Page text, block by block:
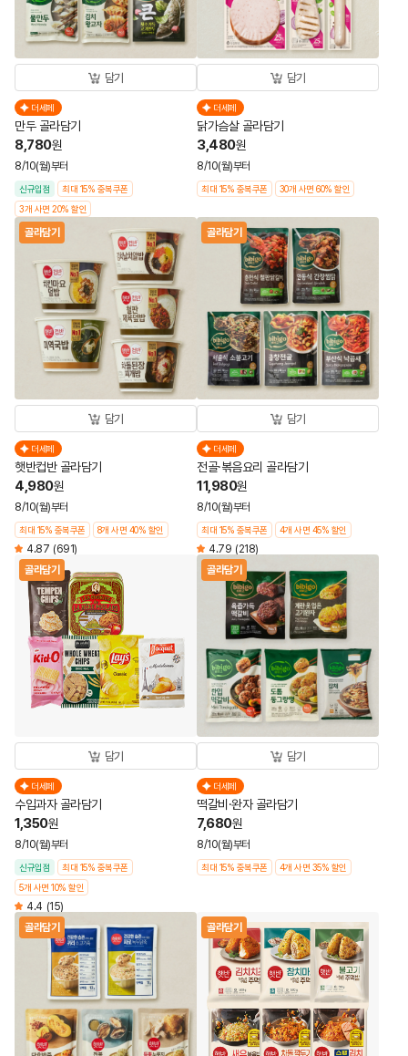
담기
더세페
만두 골라담기
8,780원
8/10(월)부터
신규입점
최대 15% 중복쿠폰
3개 사면 20% 할인
담기
더세페
닭가슴살 골라담기
3,480원
8/10(월)부터
최대 15% 중복쿠폰 30개 사면 60% 할인
골라담기
담기
더세페
햇반컵반 골라담기
4,980원
8/10(월)부터
최대 15% 중복쿠폰 8개 사면 40% 할인
4.87 (691)
골라담기
담기
더세페
전골·볶음요리 골라담기
11,980원
8/10(월)부터
최대 15% 중복쿠폰 4개 사면 45% 할인
4.79 (218)
골라담기
담기
더세페
수입과자 골라담기
1,350원
8/10(월)부터
신규입점
최대 15% 중복쿠폰
5개 사면 10% 할인
4.4 (15)
골라담기
담기
더세페
떡갈비·완자 골라담기
7,680원
8/10(월)부터
최대 15% 중복쿠폰 4개 사면 35% 할인
골라담기 골라담기